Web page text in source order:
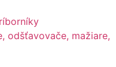
odšťavovače, mažiare,